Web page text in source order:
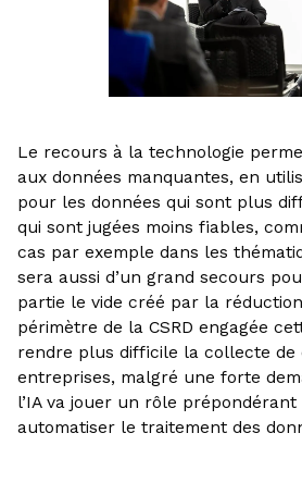
Le recours à la technologie
aux données manquantes, en
pour les données qui sont plus
qui sont jugées moins fiables,
cas par exemple dans les
sera aussi d’un grand secours
partie le vide créé par la
périmètre de la CSRD engagée
rendre plus difficile la collecte de
entreprises, malgré une forte
l’IA va jouer un rôle
automatiser le traitement des